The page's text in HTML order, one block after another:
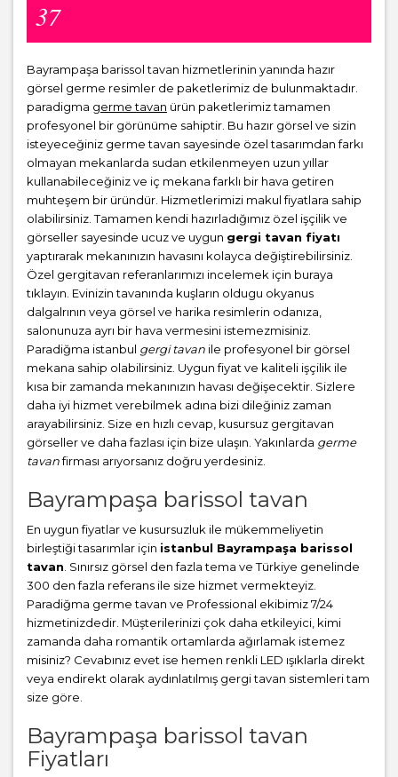
37
Bayrampaşa barissol tavan hizmetlerinin yanında hazır
görsel germe resimler de paketlerimiz de bulunmaktadır.
paradigma germe tavan ürün paketlerimiz tamamen
profesyonel bir görünüme sahiptir. Bu hazır görsel ve sizin
isteyeceğiniz germe tavan sayesinde özel tasarımdan farkı
olmayan mekanlarda sudan etkilenmeyen uzun yıllar
kullanabileceğiniz ve iç mekana farklı bir hava getiren
muhteşem bir üründür. Hizmetlerimizi makul fiyatlara sahip
olabilirsiniz. Tamamen kendi hazırladığımız özel işçilik ve
görseller sayesinde ucuz ve uygun gergi tavan fiyatı
yaptırarak mekanınızın havasını kolayca değiştirebilirsiniz.
Özel gergitavan referanlarımızı incelemek için buraya
tıklayın. Evinizin tavanında kuşların oldugu okyanus
dalgalrının veya görsel ve harika resimlerin odanıza,
salonunuza ayrı bir hava vermesini istemezmisiniz.
Paradiğma istanbul gergi tavan ile profesyonel bir görsel
mekana sahip olabilirsiniz. Uygun fiyat ve kaliteli işçilik ile
kısa bir zamanda mekanınızın havası değişecektir. Sizlere
daha iyi hizmet verebilmek adına bizi dileğiniz zaman
arayabilirsiniz. Size en hızlı cevap, kusursuz gergitavan
görseller ve daha fazlası için bize ulaşın. Yakınlarda germe
tavanfirması arıyorsanız doğru yerdesiniz.
Bayrampaşa barissol tavan
En uygun fiyatlar ve kusursuzluk ile mükemmeliyetin
birleştiği tasarımlar için istanbul Bayrampaşa barissol
tavan . Sınırsız görsel den fazla tema ve Türkiye genelinde
300 den fazla referans ile size hizmet vermekteyiz.
Paradiğma germe tavan ve Professional ekibimiz 7/24
hizmetinizdedir. Müşterilerinizi çok daha etkileyici, kimi
zamanda daha romantik ortamlarda ağırlamak istemez
misiniz? Cevabınız evet ise hemen renkli LED ışıklarla direkt
veya endirekt olarak aydınlatılmış gergi tavan sistemleri tam
size göre.
Bayrampaşa barissol tavan
Fiyatları